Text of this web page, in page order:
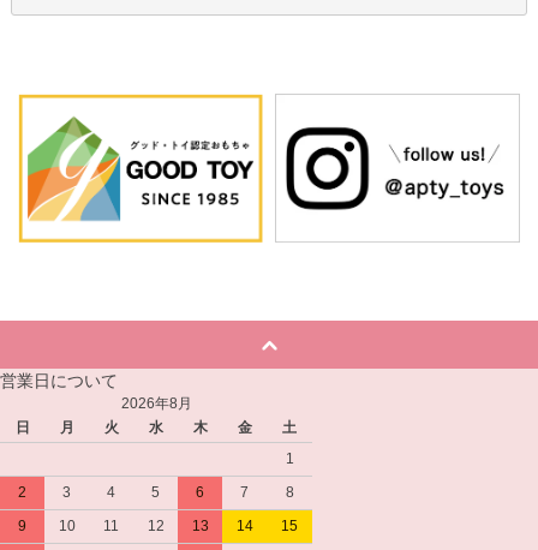
営業日について
2026年8月
日
月 火 水 木 金
土
1
2
3 4 5 6 7
8
9
10 11 12 13 14
15